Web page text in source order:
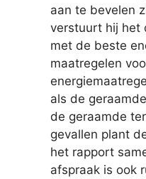
aan te bevelen
verstuurt hij het
met de beste
maatregelen
als de
de geraamde
gevallen plant
het rapport
afspraak is ook